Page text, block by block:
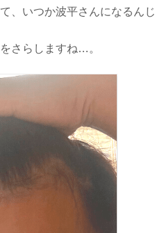
、いつか波平さんになるん
さらしますね…。